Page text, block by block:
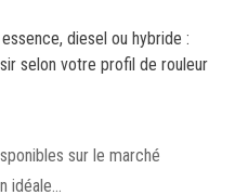
diesel ou hybride :
selon votre profil de rouleur
sur le marché
idéale…